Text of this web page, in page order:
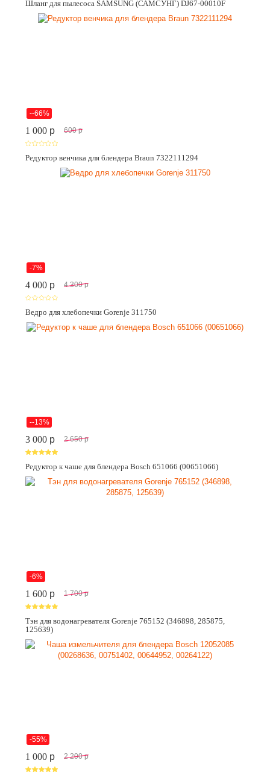
Шланг для пылесоса SAMSUNG (САМСУНГ) DJ67-00010F
--66%
1 000 p 600 p
Редуктор венчика для блендера Braun 7322111294
-7%
4 000 p 4 300 p
Ведро для хлебопечки Gorenje 311750
--13%
3 000 p 2 650 p
Редуктор к чаше для блендера Bosch 651066 (00651066)
-6%
1 600 p 1 700 p
Тэн для водонагревателя Gorenje 765152 (346898, 285875,
125639)
-55%
1 000 p 2 200 p